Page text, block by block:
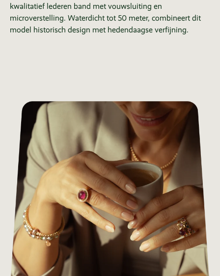
kwalitatief lederen band met vouwsluiting en
microverstelling. Waterdicht tot 50 meter, combineert dit
model historisch design met hedendaagse verfijning.